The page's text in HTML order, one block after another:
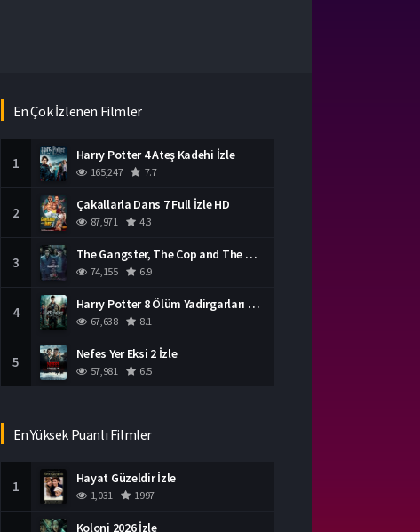
En Çok İzlenen Filmler
1 Harry Potter 4 Ateş Kadehi İzle
165,247 7.7
2 Çakallarla Dans 7 Full İzle HD
87,971 4.3
3 The Gangster, The Cop and The Devil Türkçe Dublaj İzle
74,155 6.9
4 Harry Potter 8 Ölüm Yadirgarları Bölüm 2 İzle
67,638 8.1
5 Nefes Yer Eksi 2 İzle
57,981 6.5
En Yüksek Puanlı Filmler
1 Hayat Güzeldir İzle
1,031 1997
Koloni 2026 İzle